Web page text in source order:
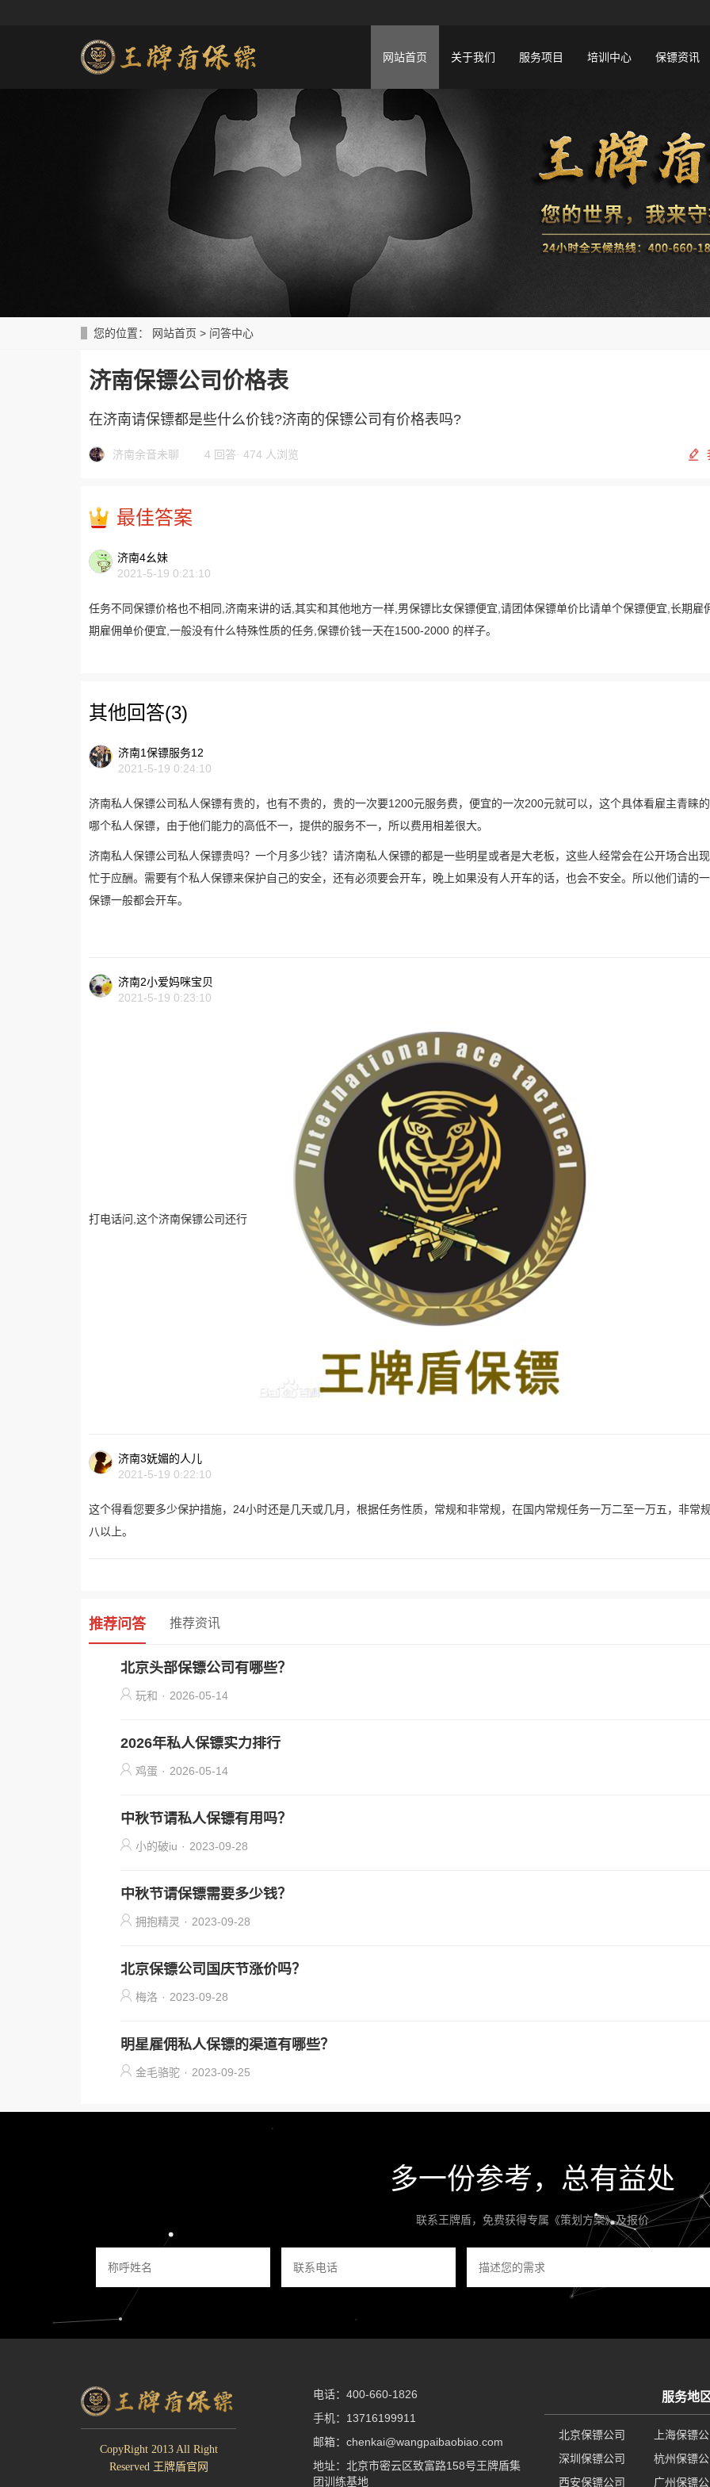
网站首页 关于我们 服务项目 培训中心 保镖资讯
您的位置： 网站首页 > 问答中心
济南保镖公司价格表
在济南请保镖都是些什么价钱?济南的保镖公司有价格表吗?
济南余音未聊 4 回答· 474 人浏览
最佳答案
济南4幺妹
2021-5-19 0:21:10
任务不同保镖价格也不相同,济南来讲的话,其实和其他地方一样,男保镖比女保镖便宜,请团体保镖单价比请单个保镖便宜,长期雇
期雇佣单价便宜,一般没有什么特殊性质的任务,保镖价钱一天在1500-2000 的样子。
其他回答(3)
济南1保镖服务12
2021-5-19 0:24:10
济南私人保镖公司私人保镖有贵的，也有不贵的，贵的一次要1200元服务费，便宜的一次200元就可以，这个具体看雇主青睐
哪个私人保镖，由于他们能力的高低不一，提供的服务不一，所以费用相差很大。
济南私人保镖公司私人保镖贵吗？一个月多少钱？请济南私人保镖的都是一些明星或者是大老板，这些人经常会在公开场合出
忙于应酬。需要有个私人保镖来保护自己的安全，还有必须要会开车，晚上如果没有人开车的话，也会不安全。所以他们请的
保镖一般都会开车。
济南2小爱妈咪宝贝
2021-5-19 0:23:10
打电话问,这个济南保镖公司还行
济南3妩媚的人儿
2021-5-19 0:22:10
这个得看您要多少保护措施，24小时还是几天或几月，根据任务性质，常规和非常规，在国内常规任务一万二至一万五，非常
八以上。
推荐问答 推荐资讯
北京头部保镖公司有哪些？
玩和 · 2026-05-14
2026年私人保镖实力排行
鸡蛋 · 2026-05-14
中秋节请私人保镖有用吗？
小的破iu · 2023-09-28
中秋节请保镖需要多少钱？
拥抱精灵 · 2023-09-28
北京保镖公司国庆节涨价吗？
梅洛 · 2023-09-28
明星雇佣私人保镖的渠道有哪些？
金毛骆驼 · 2023-09-25
多一份参考，总有益处
联系王牌盾，免费获得专属《策划方案》及报价
CopyRight 2013 All Right
Reserved 王牌盾官网
电话：400-660-1826
手机：13716199911
邮箱：chenkai@wangpaibaobiao.com
地址：北京市密云区致富路158号王牌盾集
团训练基地
服务地
北京保镖公司 上海保镖
深圳保镖公司
杭州保镖公
西安保镖公司
广州保镖